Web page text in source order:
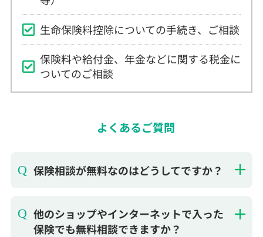
ついてのご相談
よくあるご質問
保険でも無料相談できますか？
お店に行かないと保険相談できません
か？